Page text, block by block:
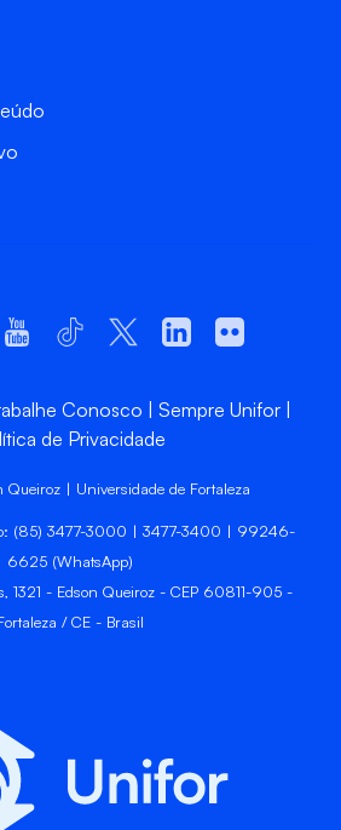
Conosco
Sempre Unifor
de Privacidade
Queiroz | Universidade de Fortaleza
(85) 3477-3000 | 3477-3400 | 99246-
6625 (WhatsApp)
1321 - Edson Queiroz - CEP 60811-905 -
/ CE - Brasil